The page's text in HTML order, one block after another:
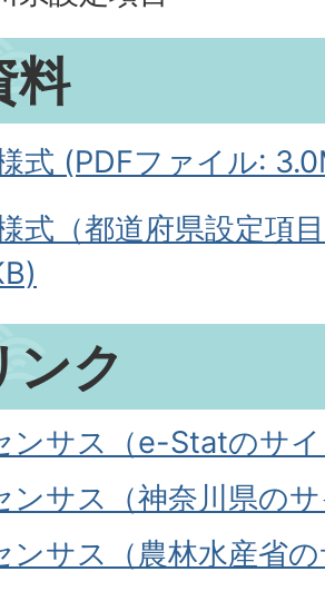
料
式 (PDFファイル:
式（都道府県設定項
ンク
ンサス（e-Statのサ
ンサス（神奈川県の
ンサス（農林水産省